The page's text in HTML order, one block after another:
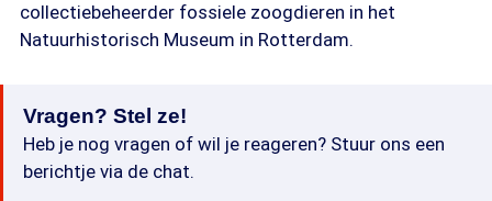
collectiebeheerder fossiele zoogdieren in het
Natuurhistorisch Museum in Rotterdam.
Vragen? Stel ze!
Heb je nog vragen of wil je reageren? Stuur ons een
berichtje via de chat.